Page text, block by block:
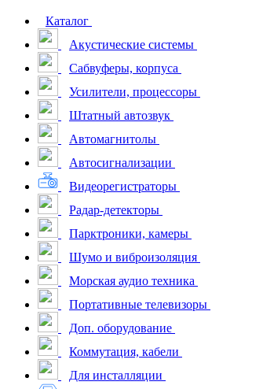
Каталог
Акустические системы
Сабвуферы, корпуса
Усилители, процессоры
Штатный автозвук
Автомагнитолы
Автосигнализации
Видеорегистраторы
Радар-детекторы
Парктроники, камеры
Шумо и виброизоляция
Морская аудио техника
Портативные телевизоры
Доп. оборудование
Коммутация, кабели
Для инсталляции